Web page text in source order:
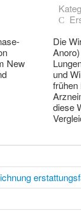
New
Die
und
frühen
diese